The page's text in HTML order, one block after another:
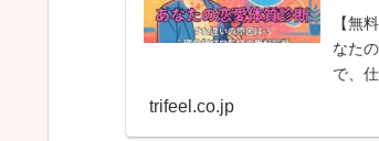
【無
なた
で、
trifeel.co.jp